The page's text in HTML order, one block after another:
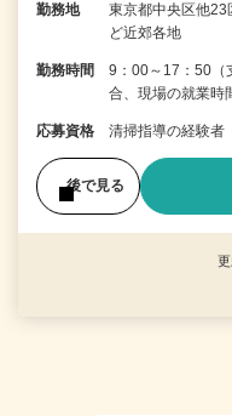
勤務地
東京都中央区他23
ど近郊各地
勤務時間
9：00～17：50（
合、現場の就業
応募資格 清掃指導の経験者
後で見る